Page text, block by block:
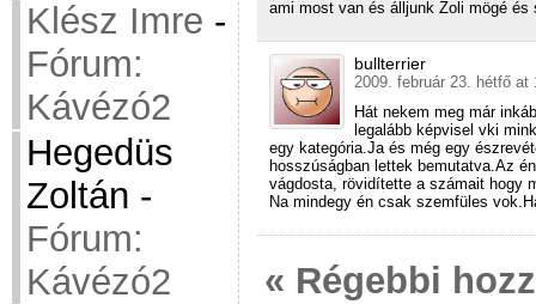
Klész Imre -
Fórum:
Kávézó2
Hegedüs
Zoltán -
Fórum:
Kávézó2
ami most van és álljunk Zoli mögé és
bullterrier
2009. február 23. hétfő at
Hát nekem meg már
legalább képvisel vki
egy kategória.Ja és még egy
hosszúságban lettek bemutatva.Az
vágdosta, rövidítette a számait
Na mindegy én csak szemfüles
« Régebbi